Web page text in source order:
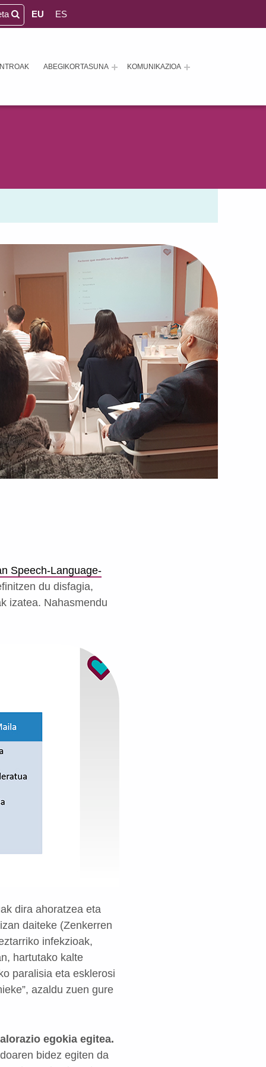
ABEGIKORTASUNA KOMUNIKAZIOA
EU ES
Speech-Language-
du disfagia,
izatea. Nahasmendu
dira ahoratzea eta
daiteke (Zenkerren
infekzioak,
hartutako kalte
paralisia eta esklerosi
azaldu zuen gure
egokia egitea.
bidez egiten da